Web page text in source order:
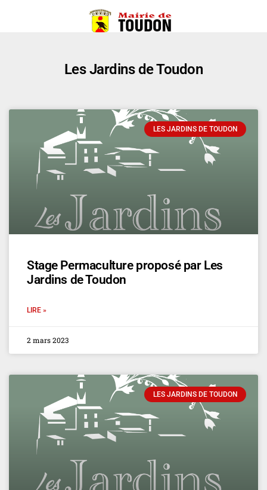
Les Jardins de Toudon
LES JARDINS DE TOUDON
Stage Permaculture proposé par Les
Jardins de Toudon
LIRE »
2 mars 2023
LES JARDINS DE TOUDON